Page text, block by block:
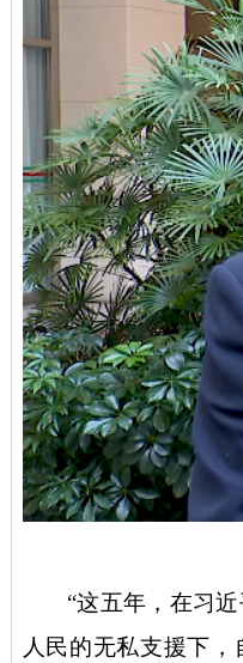
“这五年，在习
人民的无私支援下